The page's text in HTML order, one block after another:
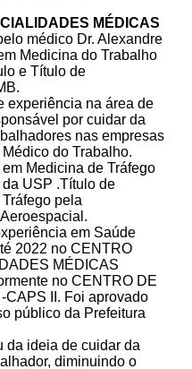
MÉDICAS
médico Dr. Alexandre
Medicina do Trabalho
e Título de
experiência na área de
por cuidar da
nas empresas
do Trabalho.
Medicina de Tráfego
USP .Título de
pela
em Saúde
2022 no CENTRO
MÉDICAS
no CENTRO DE
CAPS II. Foi aprovado
público da Prefeitura
da ideia de cuidar da
diminuindo o